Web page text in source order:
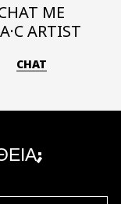
ΜΕ
ARTIST
CHAT